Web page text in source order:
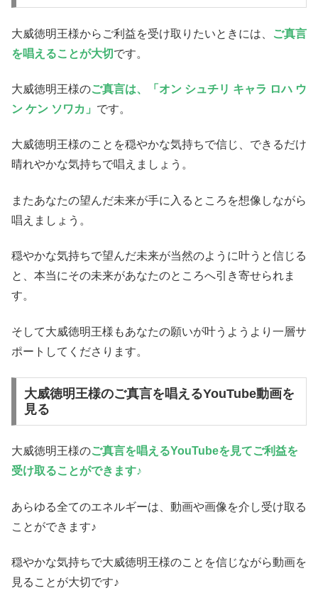
大威徳明王様からご利益を受け取りたいときには、
ご真言
を唱えることが大切 です。
大威徳明王様のご真言は、「オン シュチリ キャラ ロハ ウ
ン ケン ソワカ」 です。
大威徳明王様のことを穏やかな気持ちで信じ、できるだけ
晴れやかな気持ちで唱えましょう。
またあなたの望んだ未来が手に入るところを想像しながら
唱えましょう。
穏やかな気持ちで望んだ未来が当然のように叶うと信じる
と、本当にその未来があなたのところへ引き寄せられま
す。
そして大威徳明王様もあなたの願いが叶うようより一層サ
ポートしてくださります。
大威徳明王様のご真言を唱えるYouTube動画を
見る
大威徳明王様のご真言を唱えるYouTubeを見てご利益を
受け取ることができます♪
あらゆる全てのエネルギーは、動画や画像を介し受け取る
ことができます♪
穏やかな気持ちで大威徳明王様のことを信じながら動画を
見ることが大切です♪